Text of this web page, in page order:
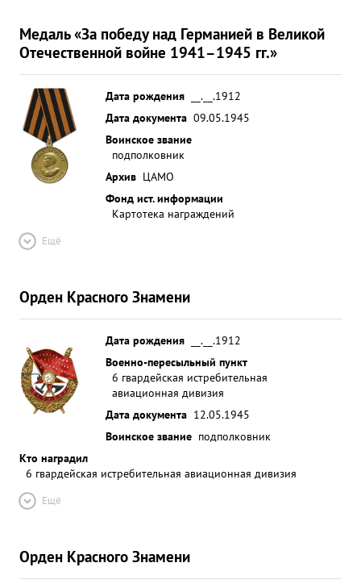
Медаль «За победу над Германией в Великой
Отечественной войне 1941–1945 гг.»
Дата рождения
__.__.1912
Дата документа 09.05.1945
Воинское звание
подполковник
Архив ЦАМО
Фонд ист. информации
Картотека награждений
Ещё
Орден Красного Знамени
Дата рождения
__.__.1912
Военно-пересыльный пункт
6 гвардейская истребительная
авиационная дивизия
Дата документа 12.05.1945
Воинское звание подполковник
Кто наградил
6 гвардейская истребительная авиационная дивизия
Ещё
Орден Красного Знамени